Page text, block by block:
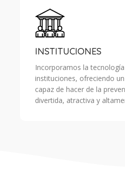
INSTITUCIONES
Incorporamos la
instituciones, ofreciendo
capaz de hacer de la
divertida, atractiva y